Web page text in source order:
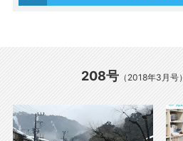
208号（2018年3月号）